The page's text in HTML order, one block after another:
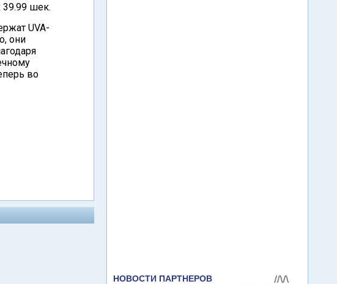
39.99 шек.
UVA-
они
во